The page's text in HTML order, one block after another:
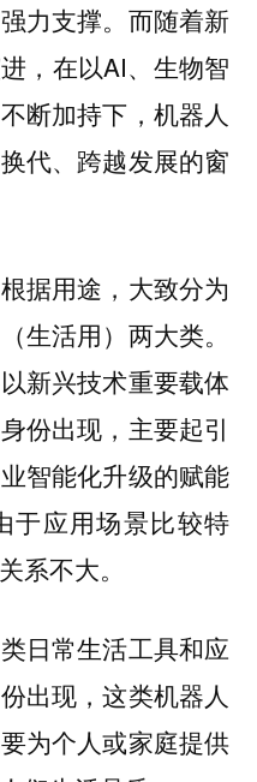
力支撑。而随着新
，在以AI、生物智
断加持下，机器人
代、跨越发展的窗
据用途，大致分为
生活用）两大类。
新兴技术重要载体
份出现，主要起引
智能化升级的赋能
于应用场景比较特
系不大。
日常生活工具和应
出现，这类机器人
为个人或家庭提供